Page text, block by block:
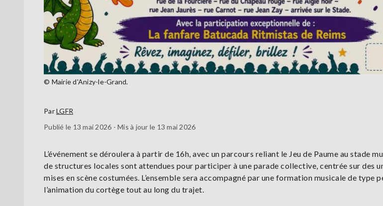
© Mairie d'Anizy-le-Grand.
ParLGFR
Publié le 13 mai 2026 - Mis à jour le 13 mai 2026
L’événement se déroulera à partir de 16h, avec un parcours reliant le Jeu de Paume au stade
de structures locales sont attendues pour participer à une parade collective, centrée sur des
mises en scène costumées. L’ensemble sera accompagné par une formation musicale de type
l’animation du cortège tout au long du trajet.